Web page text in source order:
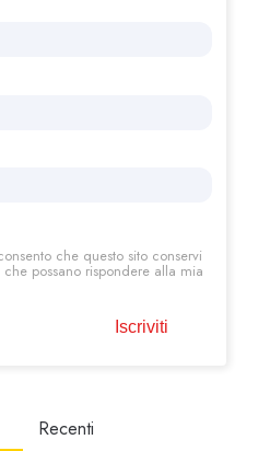
che questo sito conservi
possano rispondere alla mia
Recenti